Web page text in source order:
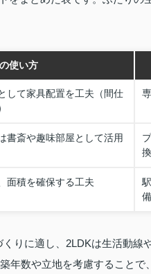
使い方
して家具配置を工夫（間仕
書斎や趣味部屋として活用
面積を確保する工夫
りに適し、2LDKは生活動線
年数や立地を考慮すること